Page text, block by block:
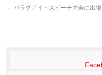
← パラグアイ・スピーチ大会に出場